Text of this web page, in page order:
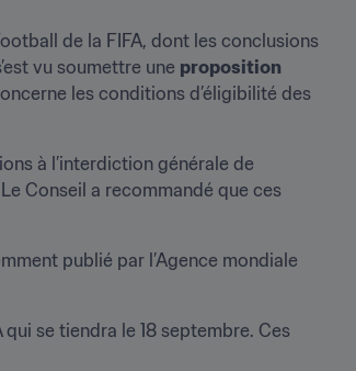
de la FIFA, dont les conclusions
vu soumettre une proposition
les conditions d’éligibilité des
à l’interdiction générale de
Conseil a recommandé que ces
publié par l’Agence mondiale
se tiendra le 18 septembre. Ces